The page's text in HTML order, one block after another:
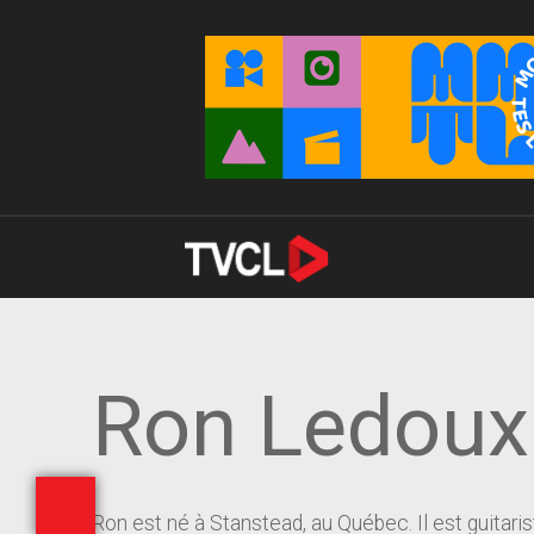
Ron
Ron est né à Stanstead, au Québec. Il est